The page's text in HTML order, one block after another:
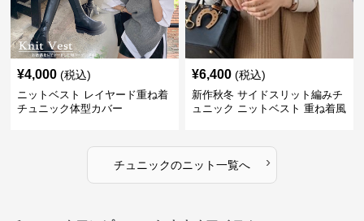
¥4,000 (税込)
ニットベスト レイヤード重ね着
チュニック体型カバー
¥6,400 (税込)
新作秋冬 サイドスリット編みチ
ュニック ニットベスト 重ね着風
チュニックのニット一覧へ ›